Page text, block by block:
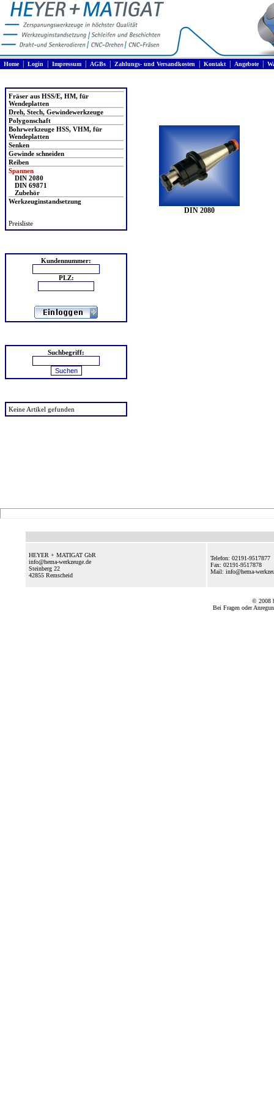
Home| Login Impressum AGBs Zahlungs- und Versandkosten Kontakt| Angebote|
Fräser aus HSS/E, HM, für
Wendeplatten
Dreh, Stech, Gewindewerkzeuge
Polygonschaft
Bohrwerkzeuge HSS, VHM, für
Wendeplatten
Senken
Gewinde schneiden
Reiben
Spannen
DIN 2080
DIN 69871
Zubehör
Werkzeuginstandsetzung
Preisliste
Kundennummer:
PLZ:
Suchbegriff:
Keine Artikel gefunden
DIN 2080
HEYER + MATIGAT GbR
info@hema-werkzeuge.de
Steinberg 22
42855 Remscheid
Telefon: 02191-9517877
Fax: 02191-9517878
Mail: info@hema-
© 2008
Bei Fragen oder